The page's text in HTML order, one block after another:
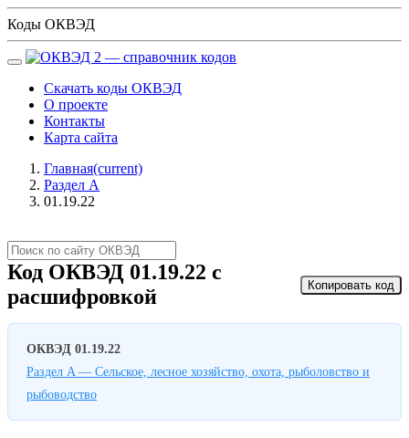
Коды ОКВЭД
Скачать коды ОКВЭД
О проекте
Контакты
Карта сайта
Главная(current)
Раздел A
01.19.22
Код ОКВЭД 01.19.22 с
расшифровкой
Копировать код
ОКВЭД 01.19.22
Раздел A — Сельское, лесное хозяйство, охота, рыболовство и
рыбоводство